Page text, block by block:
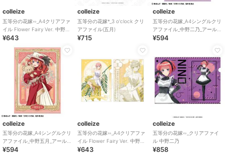
colleize
五等分の花嫁∽_A4クリアファ
イル Flower Fairy Ver. 中野五
月
¥643
colleize
五等分の花嫁*_3 o'clock クリ
アファイル(五月)
¥715
colleize
五等分の花嫁_A4シングルクリ
アファイル_中野二乃_アールヌ
ーヴォー
¥594
colleize
五等分の花嫁_A4シングルクリ
アファイル_中野五月_アールヌ
ーヴォー
¥594
colleize
五等分の花嫁∽_A4クリアファ
イル Flower Fairy Ver. 中野一
花
¥643
colleize
五等分の花嫁∽_クリアファイ
ル 中野二乃
¥858